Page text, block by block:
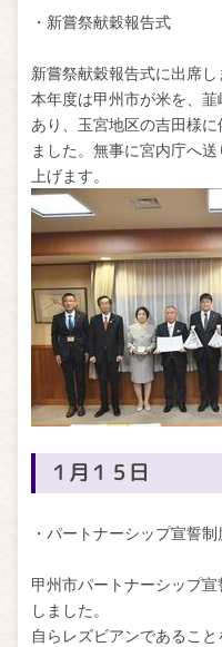
・新嘗祭献穀報告式
新嘗祭献穀報告式に出席し
本年度は甲州市が米を、
あり、玉宮地区の吉田様
ました。無事に宮内庁へ
上げます。
１月１５日
・パートナーシップ宣誓
甲州市パートナーシップ
しました。
自らレズビアンであるこ